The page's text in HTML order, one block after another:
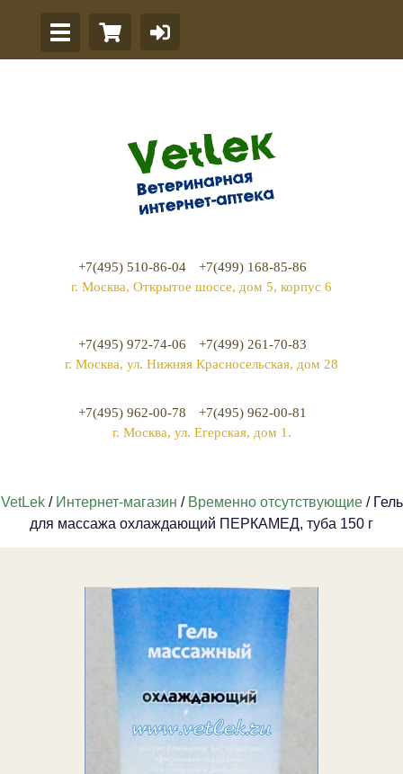
+7(495) 510-86-04
+7(499) 168-85-86
г. Москва, Открытое шоссе, дом 5, корпус 6
+7(495) 972-74-06
+7(499) 261-70-83
г. Москва, ул. Нижняя Красносельская, дом 28
+7(495) 962-00-78
+7(495) 962-00-81
г. Москва, ул. Егерская, дом 1.
VetLek/ Интернет-магазин / Временно отсутствующие/ Гель
для массажа охлаждающий ПЕРКАМЕД, туба 150 г